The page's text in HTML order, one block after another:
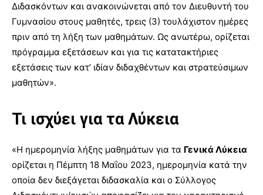
Διδασκόντων και ανακοινώνεται από τον Διευθυντή του
Γυμνασίου στους μαθητές, τρεις (3) τουλάχιστον ημέρες
πριν από τη λήξη των μαθημάτων. Ως ανωτέρω, ορίζεται
πρόγραμμα εξετάσεων και για τις κατατακτήριες
εξετάσεις των κατ’ ιδίαν διδαχθέντων και στρατεύσιμων
μαθητών».
Τι ισχύει για τα Λύκεια
«Η ημερομηνία λήξης μαθημάτων για τα Γενικά Λύκεια
ορίζεται η Πέμπτη 18 Μαΐου 2023, ημερομηνία κατά την
οποία δεν διεξάγεται διδασκαλία και ο Σύλλογος